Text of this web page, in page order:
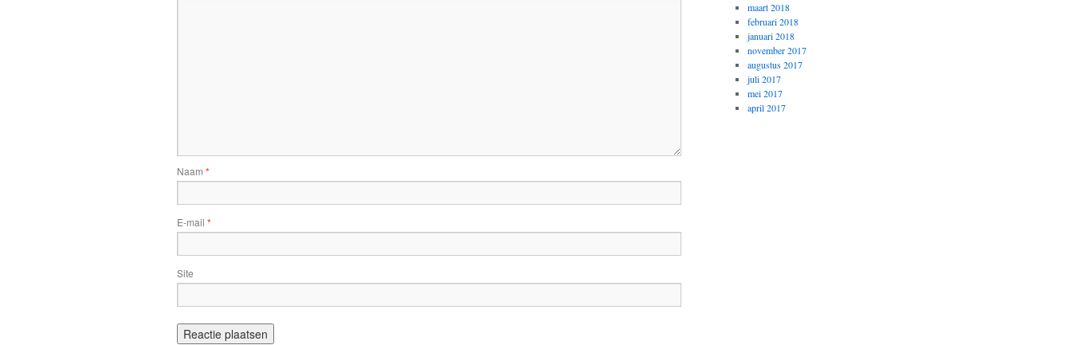
Naam *
E-mail *
Site
maart 2018
februari 2018
januari 2018
november 2017
augustus 2017
juli 2017
mei 2017
april 2017